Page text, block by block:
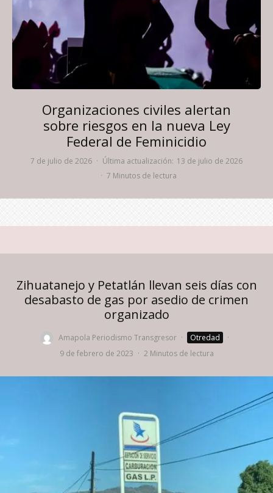
Organizaciones civiles alertan
sobre riesgos en la nueva Ley
Federal de Feminicidio
7 de julio de 2026 · Última actualización: 13 de julio de 2026
· 7 Minutos de lectura
Zihuatanejo y Petatlán llevan seis días con
desabasto de gas por asedio de crimen
organizado
Amapola Periodismo Transgresor · Otredad
·
9 de febrero de 2023 · 2 Minutos de lectura